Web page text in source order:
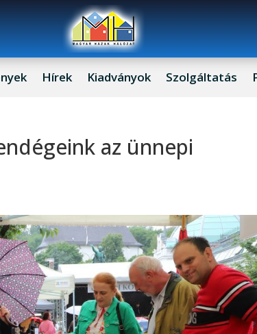
Hírek Kiadványok Szolgáltatás
az ünnepi